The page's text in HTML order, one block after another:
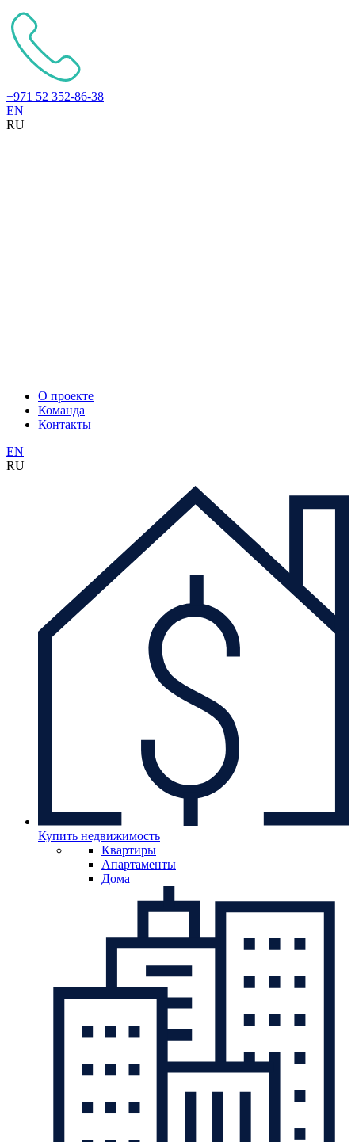
+971 52 352-86-38
EN
RU
О проекте
Команда
Контакты
EN
RU
Купить недвижимость
Квартиры
Апартаменты
Дома